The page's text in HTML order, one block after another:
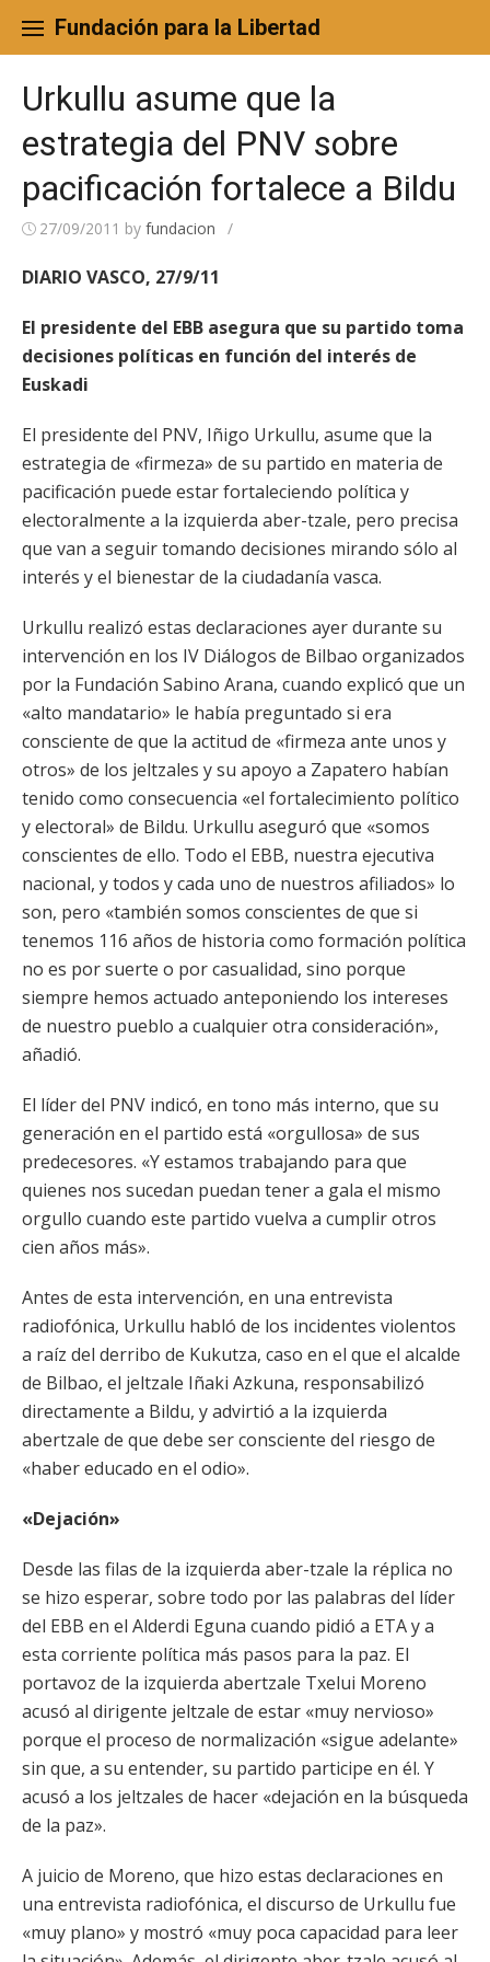
content
Fundación para la Libertad
Urkullu asume que la
estrategia del PNV sobre
pacificación fortalece a Bildu
27/09/2011 by fundacion /
DIARIO VASCO, 27/9/11
El presidente del EBB asegura que su partido toma
decisiones políticas en función del interés de
Euskadi
El presidente del PNV, Iñigo Urkullu, asume que la
estrategia de «firmeza» de su partido en materia de
pacificación puede estar fortaleciendo política y
electoralmente a la izquierda aber-tzale, pero precisa
que van a seguir tomando decisiones mirando sólo al
interés y el bienestar de la ciudadanía vasca.
Urkullu realizó estas declaraciones ayer durante su
intervención en los IV Diálogos de Bilbao organizados
por la Fundación Sabino Arana, cuando explicó que un
«alto mandatario» le había preguntado si era
consciente de que la actitud de «firmeza ante unos y
otros» de los jeltzales y su apoyo a Zapatero habían
tenido como consecuencia «el fortalecimiento político
y electoral» de Bildu. Urkullu aseguró que «somos
conscientes de ello. Todo el EBB, nuestra ejecutiva
nacional, y todos y cada uno de nuestros afiliados» lo
son, pero «también somos conscientes de que si
tenemos 116 años de historia como formación política
no es por suerte o por casualidad, sino porque
siempre hemos actuado anteponiendo los intereses
de nuestro pueblo a cualquier otra consideración»,
añadió.
El líder del PNV indicó, en tono más interno, que su
generación en el partido está «orgullosa» de sus
predecesores. «Y estamos trabajando para que
quienes nos sucedan puedan tener a gala el mismo
orgullo cuando este partido vuelva a cumplir otros
cien años más».
Antes de esta intervención, en una entrevista
radiofónica, Urkullu habló de los incidentes violentos
a raíz del derribo de Kukutza, caso en el que el alcalde
de Bilbao, el jeltzale Iñaki Azkuna, responsabilizó
directamente a Bildu, y advirtió a la izquierda
abertzale de que debe ser consciente del riesgo de
«haber educado en el odio».
«Dejación»
Desde las filas de la izquierda aber-tzale la réplica no
se hizo esperar, sobre todo por las palabras del líder
del EBB en el Alderdi Eguna cuando pidió a ETA y a
esta corriente política más pasos para la paz. El
portavoz de la izquierda abertzale Txelui Moreno
acusó al dirigente jeltzale de estar «muy nervioso»
porque el proceso de normalización «sigue adelante»
sin que, a su entender, su partido participe en él. Y
acusó a los jeltzales de hacer «dejación en la búsqueda
de la paz».
A juicio de Moreno, que hizo estas declaraciones en
una entrevista radiofónica, el discurso de Urkullu fue
«muy plano» y mostró «muy poca capacidad para leer